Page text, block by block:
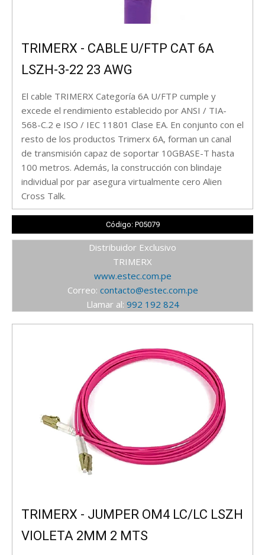
TRIMERX - CABLE U/FTP CAT 6A
LSZH-3-22 23 AWG
El cable TRIMERX Categoría 6A U/FTP cumple y
excede el rendimiento establecido por ANSI / TIA-
568-C.2 e ISO / IEC 11801 Clase EA. En conjunto con el
resto de los productos Trimerx 6A, forman un canal
de transmisión capaz de soportar 10GBASE-T hasta
100 metros. Además, la construcción con blindaje
individual por par asegura virtualmente cero Alien
Cross Talk.
Código: P05079
Distribuidor Exclusivo
TRIMERX
www.estec.com.pe
Correo: contacto@estec.com.pe
Llamar al: 992 192 824
TRIMERX - JUMPER OM4 LC/LC LSZH
VIOLETA 2MM 2 MTS